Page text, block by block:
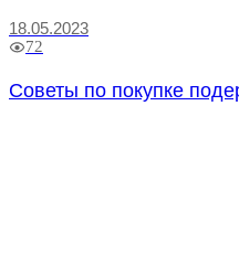
18.05.2023
72
Советы по покупке